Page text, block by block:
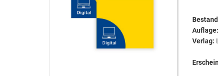
Auflage:
Verlag: